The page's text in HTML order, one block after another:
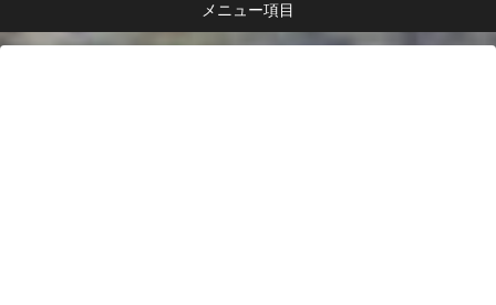
メニュー項目